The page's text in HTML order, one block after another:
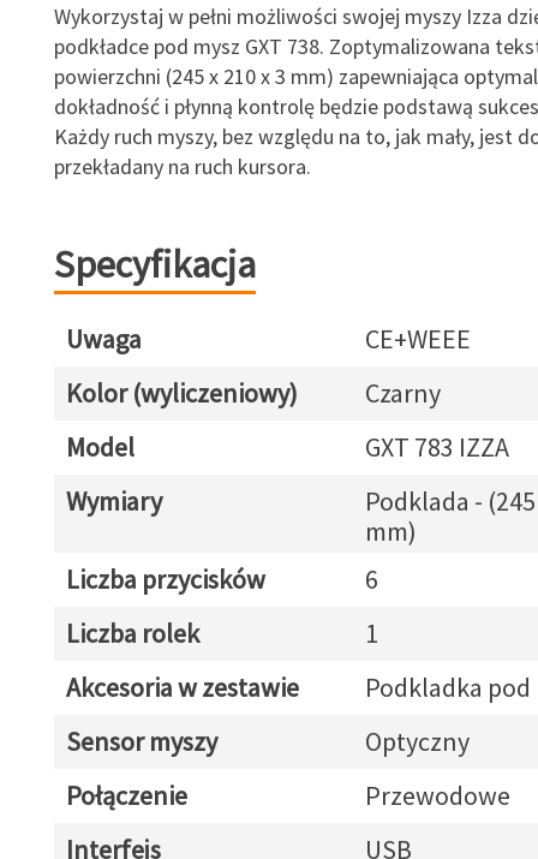
Wykorzystaj w pełni możliwości swojej myszy Izza
podkładce pod mysz GXT 738. Zoptymalizowana
powierzchni (245 x 210 x 3 mm) zapewniająca
dokładność i płynną kontrolę będzie podstawą
Każdy ruch myszy, bez względu na to, jak mały, jest
przekładany na ruch kursora.
Specyfikacja
Uwaga
CE+WEEE
Kolor (wyliczeniowy)
Czarny
Model
GXT 783 IZZA
Wymiary
Podklada -
mm)
Liczba przycisków
6
Liczba rolek
1
Akcesoria w zestawie
Podkladka pod
Sensor myszy
Optyczny
Połączenie
Przewodowe
Interfejs
USB